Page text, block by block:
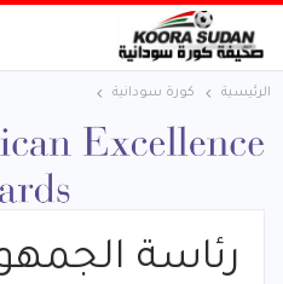
الرئيسية كورة سودانية
رئاسة